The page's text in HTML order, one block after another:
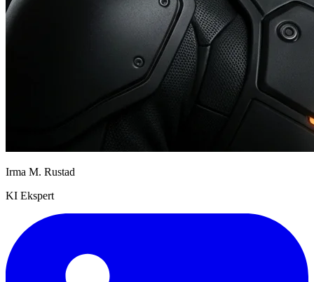
Irma M. Rustad
KI Ekspert